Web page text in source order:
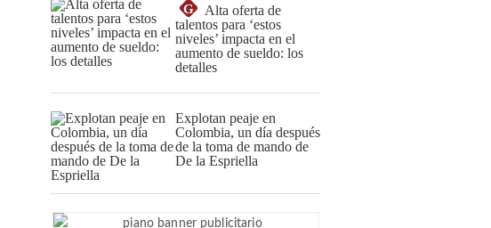
G
Alta oferta de
talentos para ‘estos
niveles’ impacta en el
aumento de sueldo: los
detalles
Explotan peaje en
Colombia, un día después
de la toma de mando de
De la Espriella